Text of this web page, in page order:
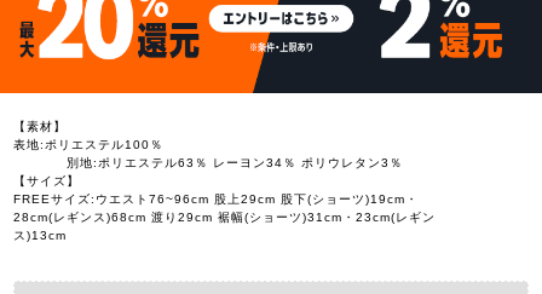
【素材】
表地:ポリエステル100％
別地:ポリエステル63％ レーヨン34％ ポリウレタン3％
【サイズ】
FREEサイズ:ウエスト76~96cm 股上29cm 股下(ショーツ)19cm・
28cm(レギンス)68cm 渡り29cm 裾幅(ショーツ)31cm・23cm(レギン
ス)13cm